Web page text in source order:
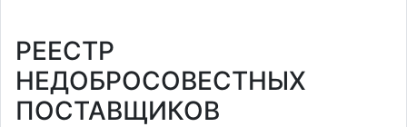
РЕЕСТР
НЕДОБРОСОВЕСТНЫХ
ПОСТАВЩИКОВ